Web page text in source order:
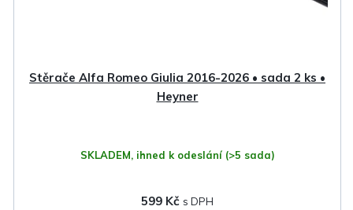
Stěrače Alfa Romeo Giulia 2016-2026 • sada 2 ks •
Heyner
SKLADEM, ihned k odeslání (>5 sada)
599 Kč